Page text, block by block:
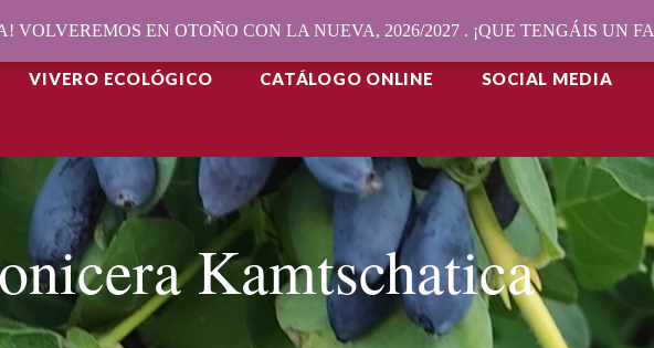
VIVERO ECOLÓGICO CATÁLOGO ONLINE SOCIAL MEDIA
Kamtschatica
VOLVEREMOS EN OTOÑO CON LA NUEVA, 2026/2027 . ¡QUE TENGÁIS UN